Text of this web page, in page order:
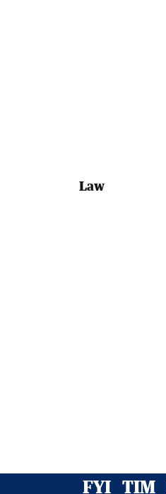
Law
FYI TIM